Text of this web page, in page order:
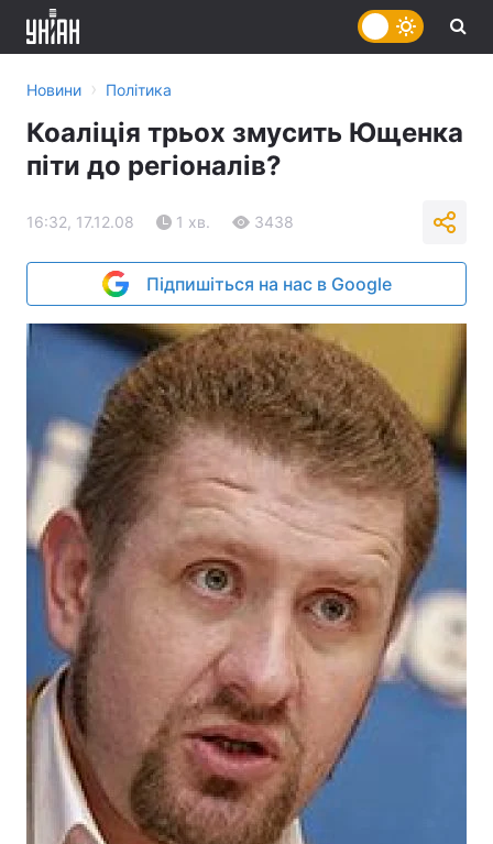
Новини › Політика
Коаліція трьох змусить Ющенка
піти до регіоналів?
16:32, 17.12.08 1 хв. 3438
Підпишіться на нас в Google